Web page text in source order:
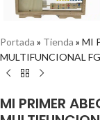
Portada » Tienda » MI
MULTIFUNCIONAL
MI PRIMER